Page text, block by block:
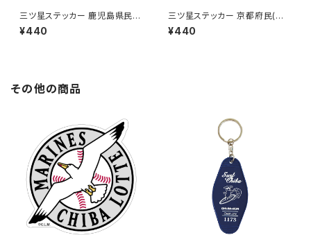
三ツ星ステッカー 鹿児島県民
(ブルー)
¥440
三ツ星ステッカー 京都府民(ブ
ルー)
¥440
その他の商品